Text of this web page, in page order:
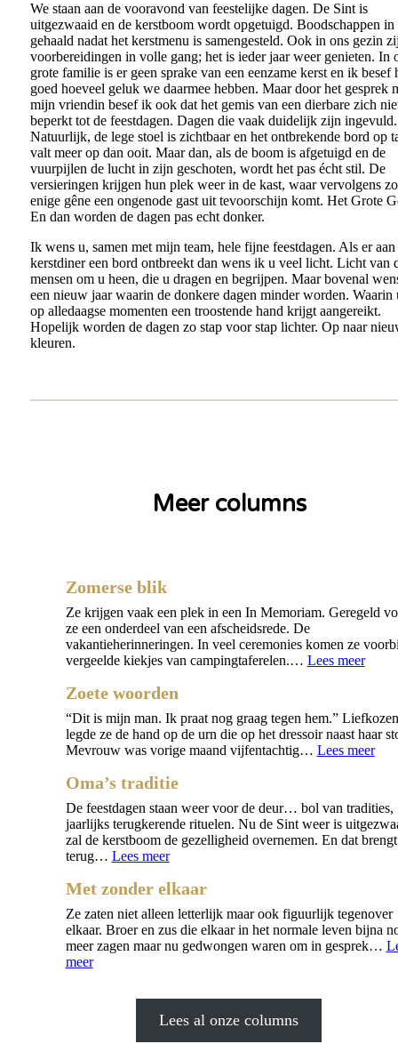
We staan aan de vooravond van feestelijke dagen. De Sint is
uitgezwaaid en de kerstboom wordt opgetuigd. Boodschappen in
gehaald nadat het kerstmenu is samengesteld. Ook in ons gezin
voorbereidingen in volle gang; het is ieder jaar weer genieten. In
grote familie is er geen sprake van een eenzame kerst en ik besef
goed hoeveel geluk we daarmee hebben. Maar door het gesprek
mijn vriendin besef ik ook dat het gemis van een dierbare zich
beperkt tot de feestdagen. Dagen die vaak duidelijk zijn ingevuld.
Natuurlijk, de lege stoel is zichtbaar en het ontbrekende bord op
valt meer op dan ooit. Maar dan, als de boom is afgetuigd en de
vuurpijlen de lucht in zijn geschoten, wordt het pas écht stil. De
versieringen krijgen hun plek weer in de kast, waar vervolgens
enige gêne een ongenode gast uit tevoorschijn komt. Het Grote
En dan worden de dagen pas echt donker.
Ik wens u, samen met mijn team, hele fijne feestdagen. Als er
kerstdiner een bord ontbreekt dan wens ik u veel licht. Licht van
mensen om u heen, die u dragen en begrijpen. Maar bovenal
een nieuw jaar waarin de donkere dagen minder worden. Waarin
op alledaagse momenten een troostende hand krijgt aangereikt.
Hopelijk worden de dagen zo stap voor stap lichter. Op naar
kleuren.
Meer columns
Zomerse blik
Ze krijgen vaak een plek in een In Memoriam. Geregeld
ze een onderdeel van een afscheidsrede. De
vakantieherinneringen. In veel ceremonies komen ze
vergeelde kiekjes van campingtaferelen.… Lees meer:
Zoete woorden
“Dit is mijn man. Ik praat nog graag tegen hem.”
legde ze de hand op de urn die op het dressoir naast haar
Mevrouw was vorige maand vijfentachtig… Lees meer:
Oma’s traditie
De feestdagen staan weer voor de deur… bol van tradities,
jaarlijks terugkerende rituelen. Nu de Sint weer is
zal de kerstboom de gezelligheid overnemen. En dat
terug… Lees meer:
traditie
Met zonder elkaar
Ze zaten niet alleen letterlijk maar ook figuurlijk tegenover
elkaar. Broer en zus die elkaar in het normale leven bijna
meer zagen maar nu gedwongen waren om in gesprek…
meer:
Lees al onze columns